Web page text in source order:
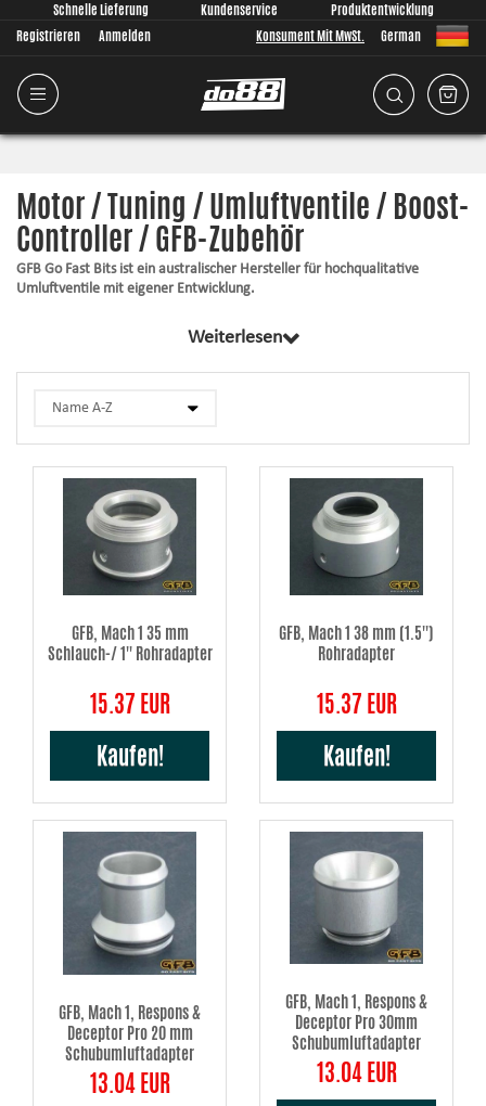
Schnelle Lieferung Kundenservice
Produktentwicklung
Registrieren
Anmelden Konsument Mit MwSt. German
Motor / Tuning / Umluftventile / Boost-
Controller / GFB-Zubehör
GFB Go Fast Bits ist ein australischer Hersteller für hochqualitative
Umluftventile mit eigener Entwicklung.
In dieser Kategorie finden Sie Zubehör für GFB-Umluftventile:
Whistling Trumpets
Weiterlesen
GFB, Mach 1 35 mm
Schlauch-/ 1'' Rohradapter
15.37 EUR
Kaufen!
GFB, Mach 1 38 mm (1.5'')
Rohradapter
15.37 EUR
Kaufen!
GFB, Mach 1, Respons &
Deceptor Pro 20 mm
Schubumluftadapter
13.04 EUR
GFB, Mach 1, Respons &
Deceptor Pro 30mm
Schubumluftadapter
13.04 EUR